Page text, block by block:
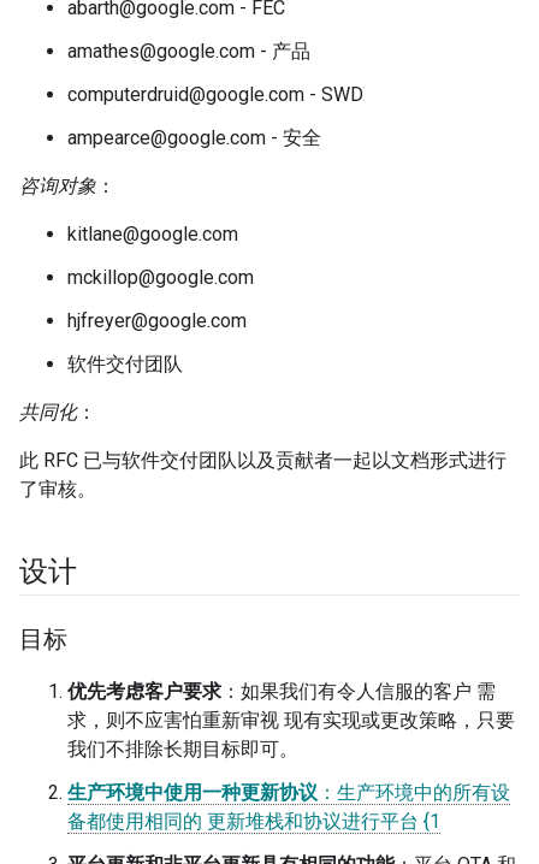
abarth@google.com - FEC
amathes@google.com - 产品
computerdruid@google.com - SWD
ampearce@google.com - 安全
咨询对象 ：
kitlane@google.com
mckillop@google.com
hjfreyer@google.com
软件交付团队
共同化：
此 RFC 已与软件交付团队以及贡献者一起以文档形式进行
了审核。
设计
目标
优先考虑客户要求 ：如果我们有令人信服的客户 需
求，则不应害怕重新审视 现有实现或更改策略，只要
我们不排除长期目标即可。
生产环境中使用一种更新协议 ：生产环境中的所有设
备都使用相同的 更新堆栈和协议进行平台 {1